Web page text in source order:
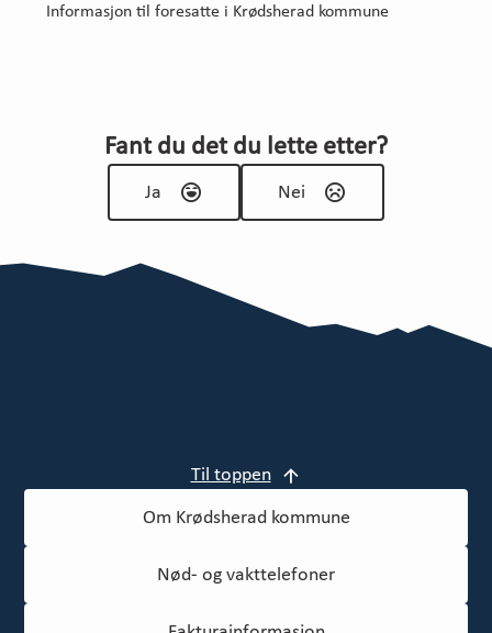
Informasjon til foresatte i Krødsherad kommune
Fant du det du lette etter?
Ja Nei
Til toppen
Om Krødsherad kommune
Nød- og vakttelefoner